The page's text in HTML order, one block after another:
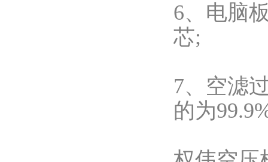
6、电脑
芯;
7、空滤
的为